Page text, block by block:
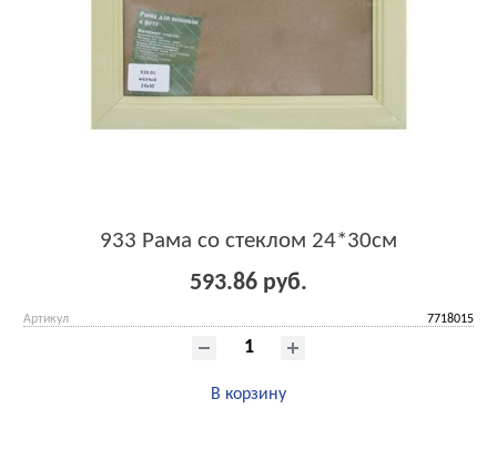
933 Рама со стеклом 24*30см
593.86 руб.
Артикул 7718015
В корзину